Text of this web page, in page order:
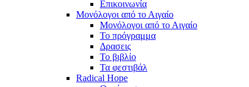
Επικοινωνία
Μονόλογοι από το Αιγαίο
Μονόλογοι από το Αιγαίο
Το πρόγραμμα
Δρασεις
Το βιβλίο
Τα φεστιβάλ
Radical Hope